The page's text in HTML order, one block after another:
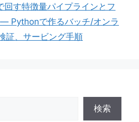
す特徴量パイプラインとフ
Pythonで作るバッチ/オンラ
証、サービング手順
検索